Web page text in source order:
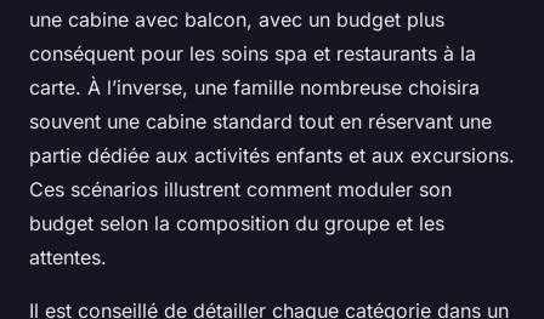
une cabine avec balcon, avec un budget plus
conséquent pour les soins spa et restaurants à la
carte. À l’inverse, une famille nombreuse choisira
souvent une cabine standard tout en réservant une
partie dédiée aux activités enfants et aux excursions.
Ces scénarios illustrent comment moduler son
budget selon la composition du groupe et les
attentes.
Il est conseillé de détailler chaque catégorie dans un